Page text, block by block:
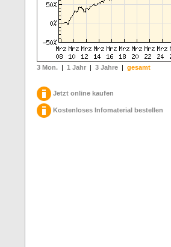
3 Mon. | 1 Jahr | 3 Jahre | gesamt
Jetzt online kaufen
Kostenloses Infomaterial bestellen